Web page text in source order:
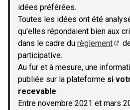
idées préférées.
Toutes les idées ont été
qu'elles répondaient bien aux
dans le cadre du règlement
participative.
Au fur et à mesure, une
publiée sur la plateforme si
recevable.
Entre novembre 2021 et mars